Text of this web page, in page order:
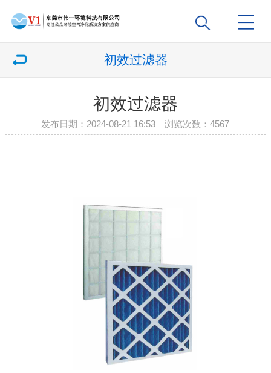
初效过滤器
初效过滤器
发布日期：2024-08-21 16:53 浏览次数：4567